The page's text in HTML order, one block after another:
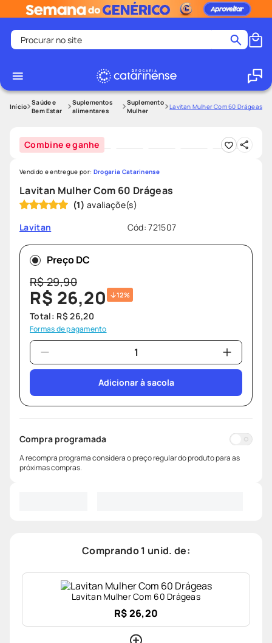
Procurar no site
1
2 º
medley
4º
shampoo
7º
ozivy
º teste gravidez
Saúde e
Bem Estar
Suplementos
alimentares
Suplemento
Mulher
Lavitan Mulher Com 60 Drágeas
Combine e ganhe
Lavitan Mulher Com 60 Drágeas
(1)
Lavitan
Cód:721507
Vendido e entregue por: Drogaria Catarinense
Preço DC
R$29,90
R$ 26,20 12%
Total: R$ 26,20
Formas de pagamento
Adicionar à sacola
Compra programada
A recompra programa considera o preço regular do produto para as
próximas compras.
Comprando1 unid. de:
Lavitan Mulher Com 60 Drágeas
R$ 26,20